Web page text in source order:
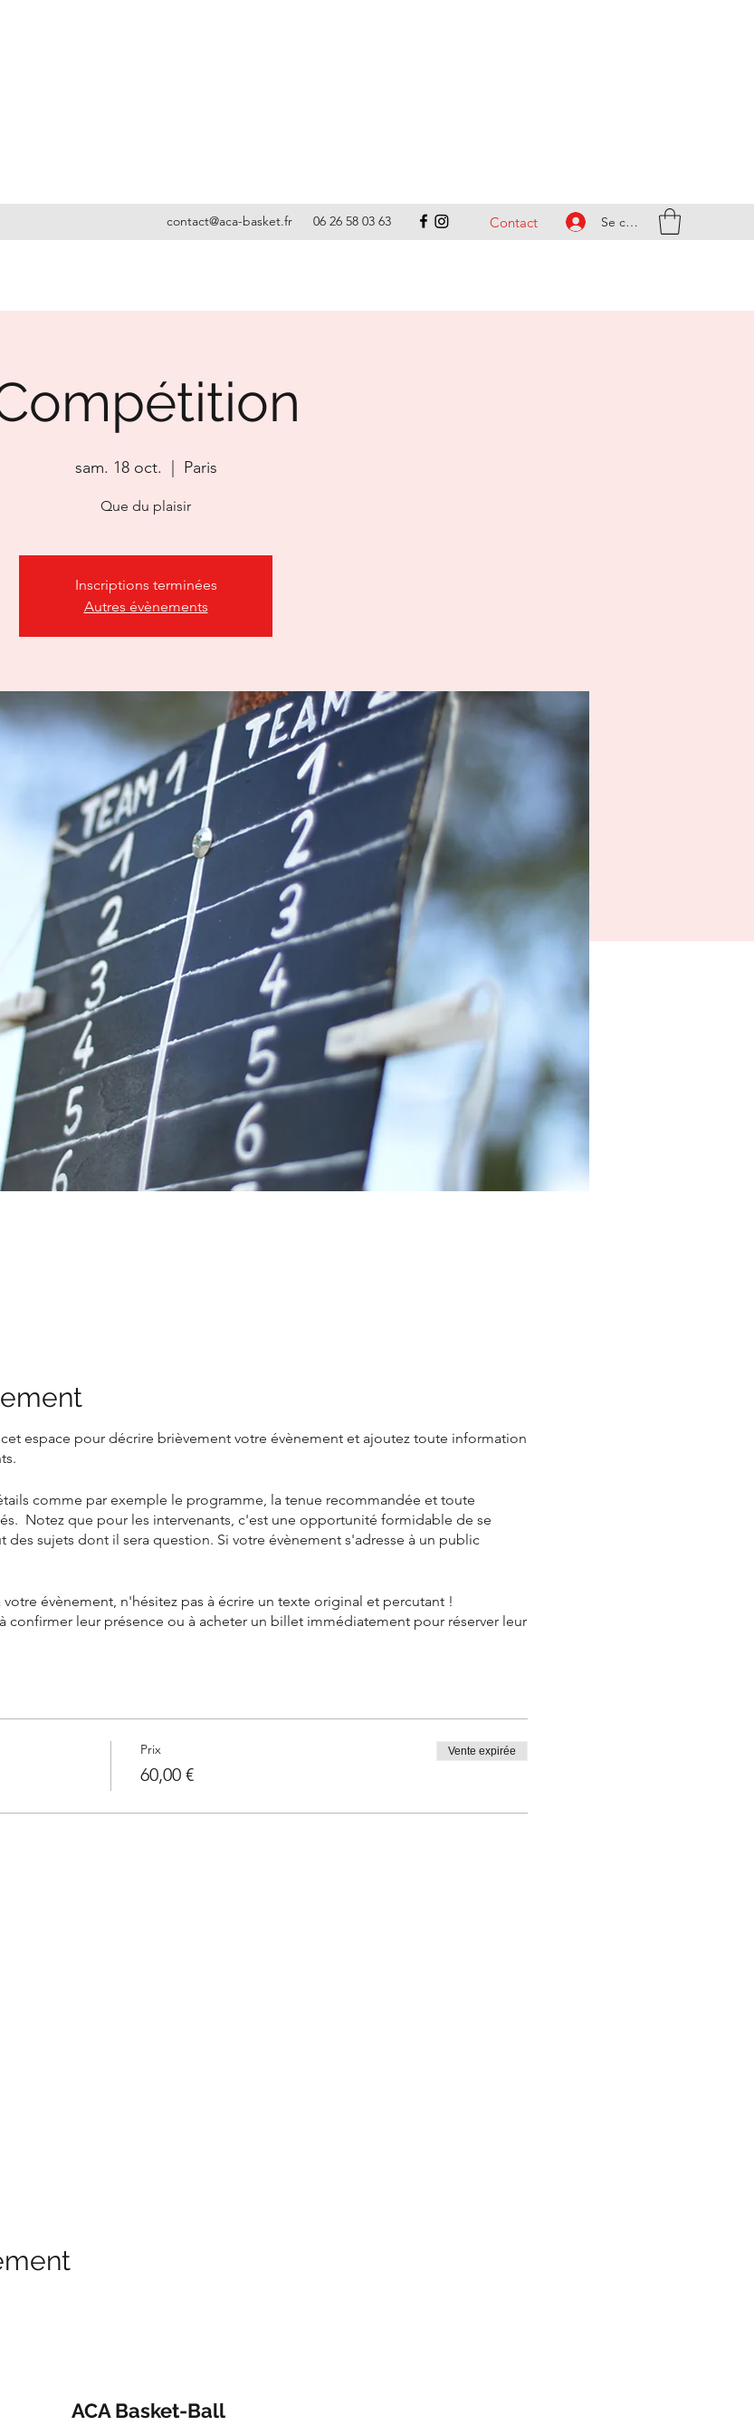
contact@aca-basket.fr 06 26 58 03 63 Contact Se connecter
sam. 18 oct. Paris
Que du plaisir
Inscriptions terminées
Autres évènements
espace pour décrire brièvement votre évènement et ajoutez toute information
comme par exemple le programme, la tenue recommandée et toute
Notez que pour les intervenants, c'est une opportunité formidable de se
sujets dont il sera question. Si votre évènement s'adresse à un public
évènement, n'hésitez pas à écrire un texte original et percutant !
confirmer leur présence ou à acheter un billet immédiatement pour réserver leur
Prix
60,00 €
Vente expirée
ACA Basket-Ball